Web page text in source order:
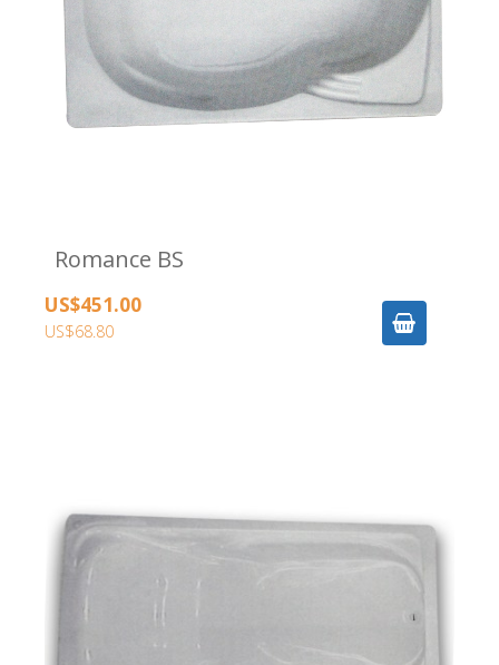
Romance BS
US$451.00
US$68.80